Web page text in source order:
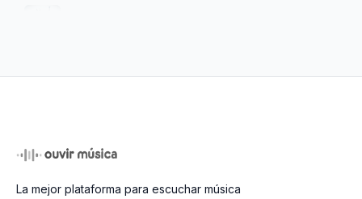
Capullo De Rosas
La mejor plataforma para escuchar música